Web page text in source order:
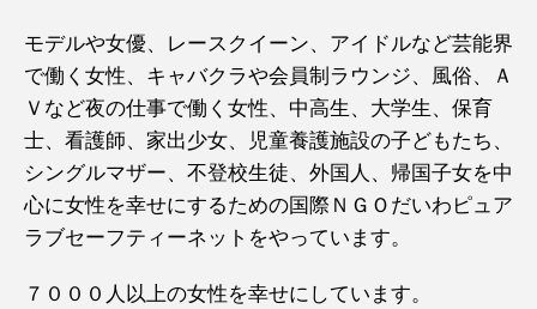
モデルや女優、レースクイーン、アイドルなど芸能界
で働く女性、キャバクラや会員制ラウンジ、風俗、Ａ
Ｖなど夜の仕事で働く女性、中高生、大学生、保育
士、看護師、家出少女、児童養護施設の子どもたち、
シングルマザー、不登校生徒、外国人、帰国子女を中
心に女性を幸せにするための国際ＮＧＯだいわピュア
ラブセーフティーネットをやっています。
７０００人以上の女性を幸せにしています。